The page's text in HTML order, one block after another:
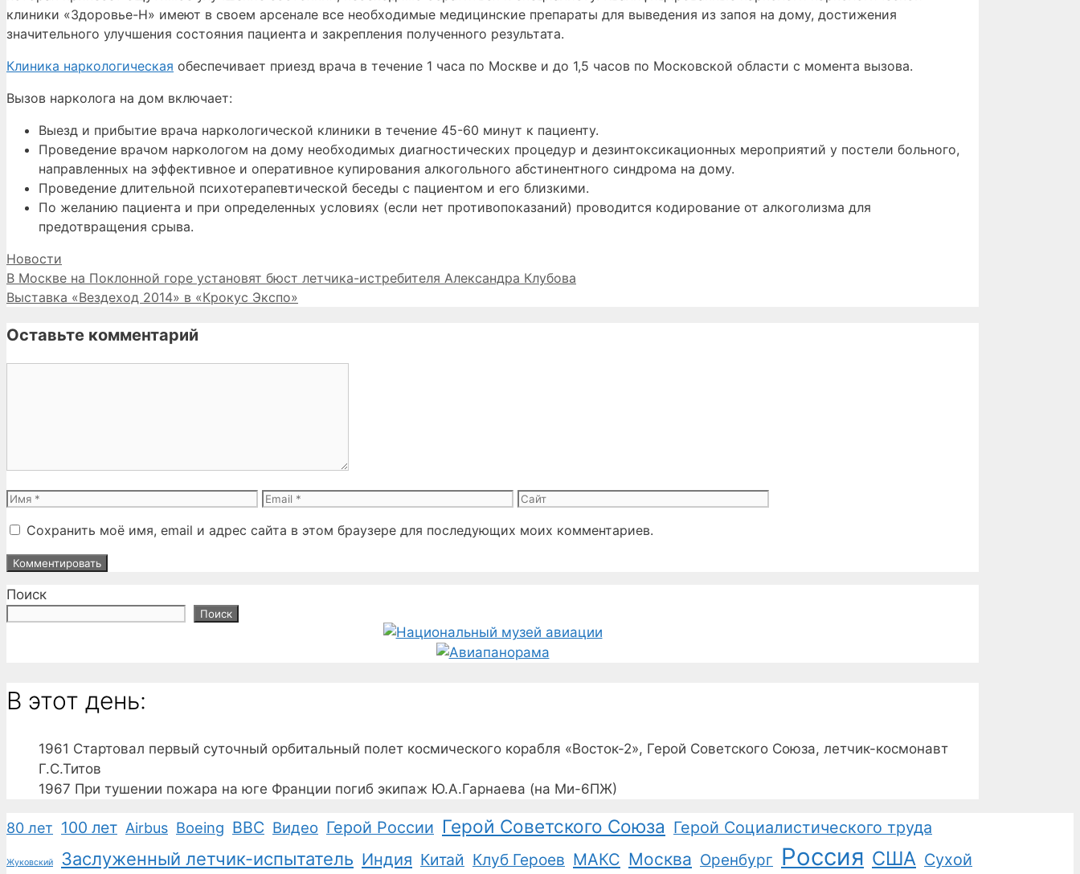
клиники «Здоровье-Н» имеют в своем арсенале все необходимые медицинские препараты для выведения из запоя на дому, достижения
значительного улучшения состояния пациента и закрепления полученного результата.
Клиника наркологическая обеспечивает приезд врача в течение 1 часа по Москве и до 1,5 часов по Московской области с момента вызова.
Вызов нарколога на дом включает:
Выезд и прибытие врача наркологической клиники в течение 45-60 минут к пациенту.
Проведение врачом наркологом на дому необходимых диагностических процедур и дезинтоксикационных мероприятий у постели больного,
направленных на эффективное и оперативное купирования алкогольного абстинентного синдрома на дому.
Проведение длительной психотерапевтической беседы с пациентом и его близкими.
По желанию пациента и при определенных условиях (если нет противопоказаний) проводится кодирование от алкоголизма для
предотвращения срыва.
Рубрики
Новости
В Москве на Поклонной горе установят бюст летчика-истребителя Александра Клубова
Выставка «Вездеход 2014» в «Крокус Экспо»
Оставьте комментарий
Имя Email Сайт
Сохранить моё имя, email и адрес сайта в этом браузере для последующих моих комментариев.
Поиск
Поиск
В этот день:
1961 Стартовал первый суточный орбитальный полет космического корабля «Восток-2», Герой Советского Союза, летчик-космонавт
Г.С.Титов
1967 При тушении пожара на юге Франции погиб экипаж Ю.А.Гарнаева (на Ми-6ПЖ)
80 лет 100 лет Airbus Boeing ВВС Видео Герой России Герой Советского Союза Герой Социалистического труда
Жуковский Заслуженный летчик-испытатель Индия Китай Клуб Героев МАКС Москва Оренбург Россия США Сухой